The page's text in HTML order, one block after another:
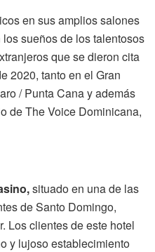
en sus amplios salones
sueños de los talentosos
que se dieron cita
2020, tanto en el Gran
/ Punta Cana y además
de The Voice Dominicana,
situado en una de las
de Santo Domingo,
Los clientes de este hotel
y lujoso establecimiento